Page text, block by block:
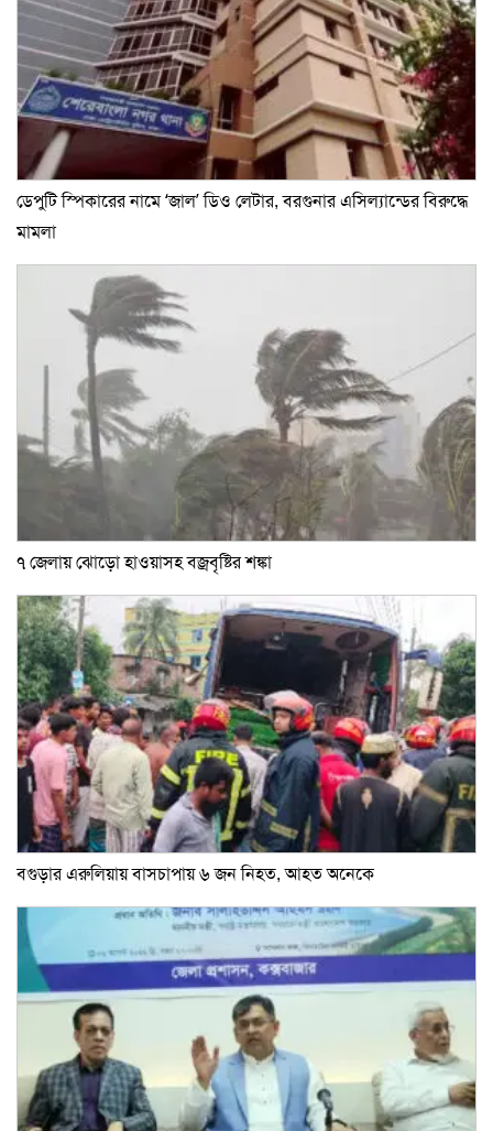
ডেপুটি স্পিকারের নামে ‘জাল’ ডিও লেটার, বরগুনার এসিল্যান্ডের বিরুদ্ধে
মামলা
৭ জেলায় ঝোড়ো হাওয়াসহ বজ্রবৃষ্টির শঙ্কা
বগুড়ার এরুলিয়ায় বাসচাপায় ৬ জন নিহত, আহত অনেকে